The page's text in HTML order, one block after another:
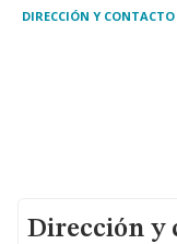
toda
DIRECCIÓN Y CONTACTO
Dirección y